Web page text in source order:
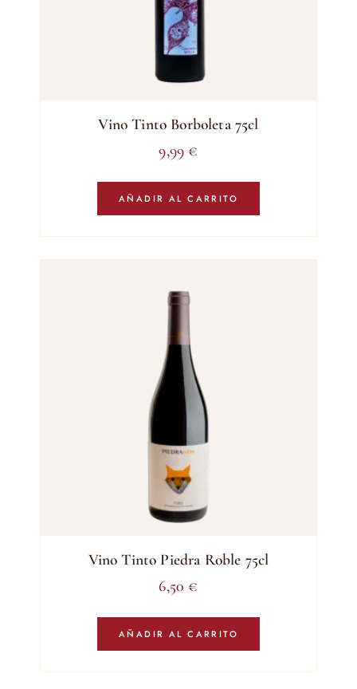
Vino Tinto Borboleta 75cl
9,99 €
AÑADIR AL CARRITO
Vino Tinto Piedra Roble 75cl
6,50 €
AÑADIR AL CARRITO